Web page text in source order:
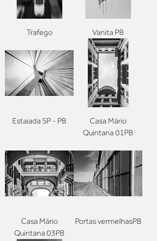
Trafego Vanita PB
Estaiada SP - PB
Casa Mário
Quintana 01PB
Casa Mário
Quintana 03PB
Portas vermelhasPB